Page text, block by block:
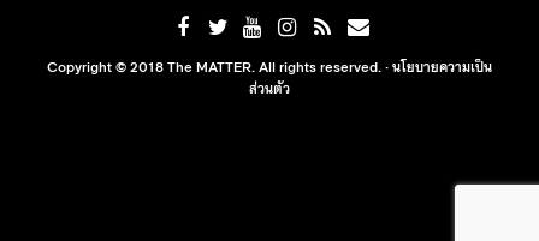
Copyright © 2018 The MATTER. All rights reserved. ·นโยบายความเป็น
ส่วนตัว